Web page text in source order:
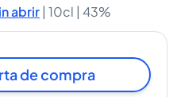
abrir | 10cl | 43%
de compra